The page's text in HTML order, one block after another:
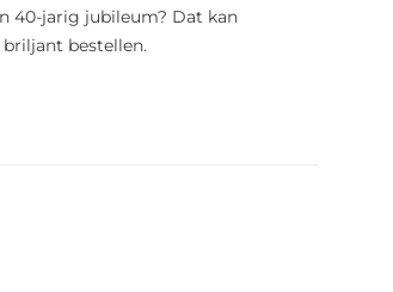
40-jarig jubileum? Dat kan
bestellen.